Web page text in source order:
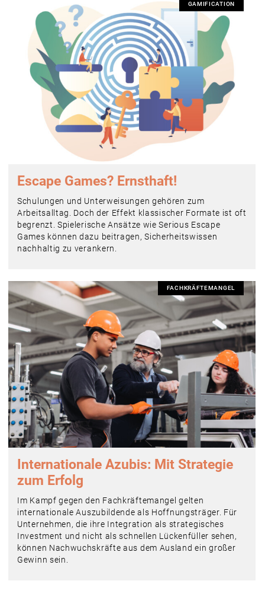
GAMIFICATION
Escape Games? Ernsthaft!
Schulungen und Unterweisungen gehören zum
Arbeitsalltag. Doch der Effekt klassischer Formate ist oft
begrenzt. Spielerische Ansätze wie Serious Escape
Games können dazu beitragen, Sicherheitswissen
nachhaltig zu verankern.
FACHKRÄFTEMANGEL
Internationale Azubis: Mit Strategie
zum Erfolg
Im Kampf gegen den Fachkräftemangel gelten
internationale Auszubildende als Hoffnungsträger. Für
Unternehmen, die ihre Integration als strategisches
Investment und nicht als schnellen Lückenfüller sehen,
können Nachwuchskräfte aus dem Ausland ein großer
Gewinn sein.